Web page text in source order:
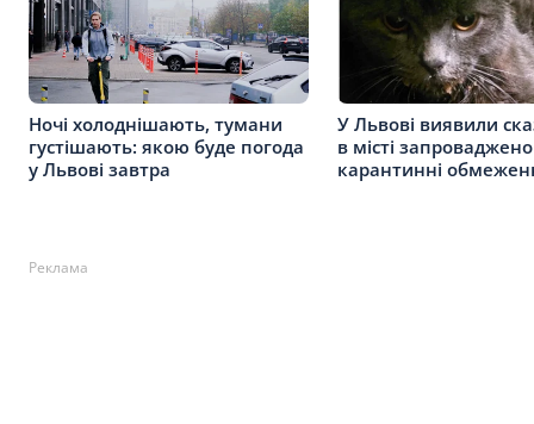
Ночі холоднішають, тумани
густішають: якою буде погода
у Львові завтра
У Львові виявили
в місті запроваджено
карантинні
Реклама